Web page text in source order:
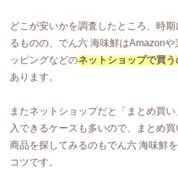
どこが安いかを調査したところ、時
るものの、でん六 海味鮮はAmazonや
ッピングなどのネットショップで買
あります。
またネットショップだと「まとめ買
入できるケースも多いので、まとめ
商品を探してみるのもでん六 海味鮮
コツです。